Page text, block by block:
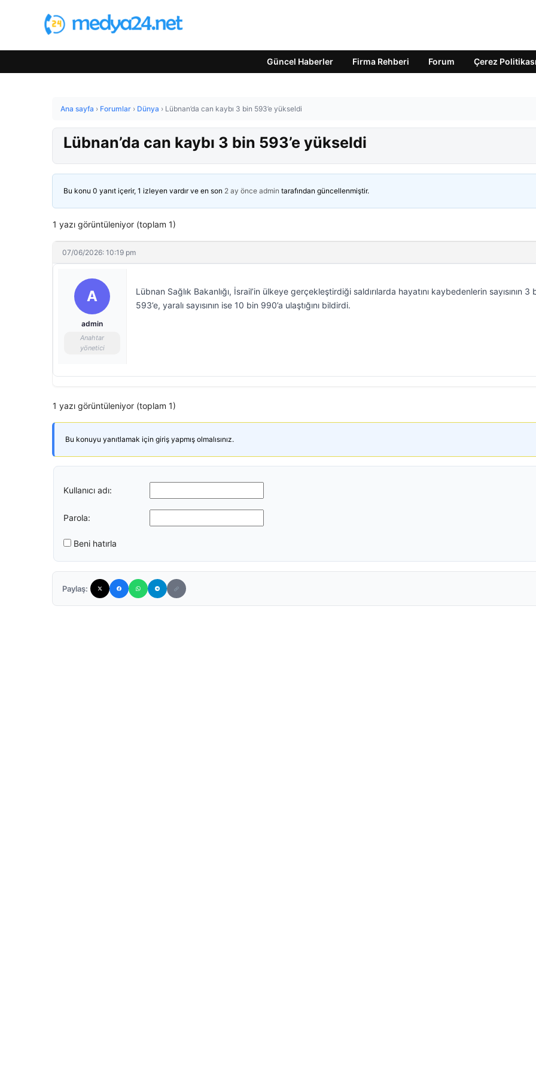
Güncel Haberler Firma Rehberi Forum Çerez Politikası
Ana sayfa › Forumlar › Dünya › Lübnan’da can kaybı 3 bin 593’e yükseldi
Lübnan’da can kaybı 3 bin 593’e yükseldi
Bu konu 0 yanıt içerir, 1 izleyen vardır ve en son 2 ay önce admin tarafından güncellenmiştir.
1 yazı görüntüleniyor (toplam 1)
07/06/2026: 10:19 pm
A
admin
Anahtar
yönetici
Lübnan Sağlık Bakanlığı, İsrail’in ülkeye gerçekleştirdiği saldırılarda hayatını kaybedenlerin sayısının 3
593’e, yaralı sayısının ise 10 bin 990’a ulaştığını bildirdi.
1 yazı görüntüleniyor (toplam 1)
Bu konuyu yanıtlamak için giriş yapmış olmalısınız.
Kullanıcı adı:
Parola:
Beni hatırla
Paylaş: